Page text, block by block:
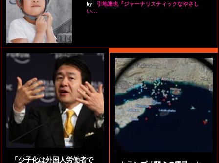
by
引地達也『ジャーナリスティックなやさし
い…
「少子化は外国人労働者で